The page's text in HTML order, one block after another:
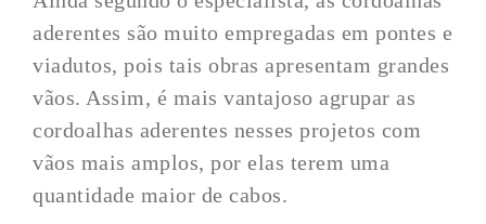
aderentes são muito empregadas em pontes e
viadutos, pois tais obras apresentam grandes
vãos. Assim, é mais vantajoso agrupar as
cordoalhas aderentes nesses projetos com
vãos mais amplos, por elas terem uma
quantidade maior de cabos.